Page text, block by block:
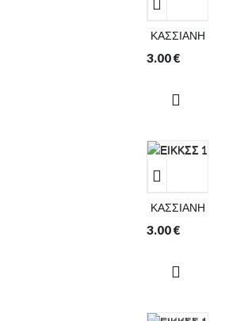
ΚΑΣΣΙΑΝΗ
3.00€
ΚΑΣΣΙΑΝΗ
3.00€